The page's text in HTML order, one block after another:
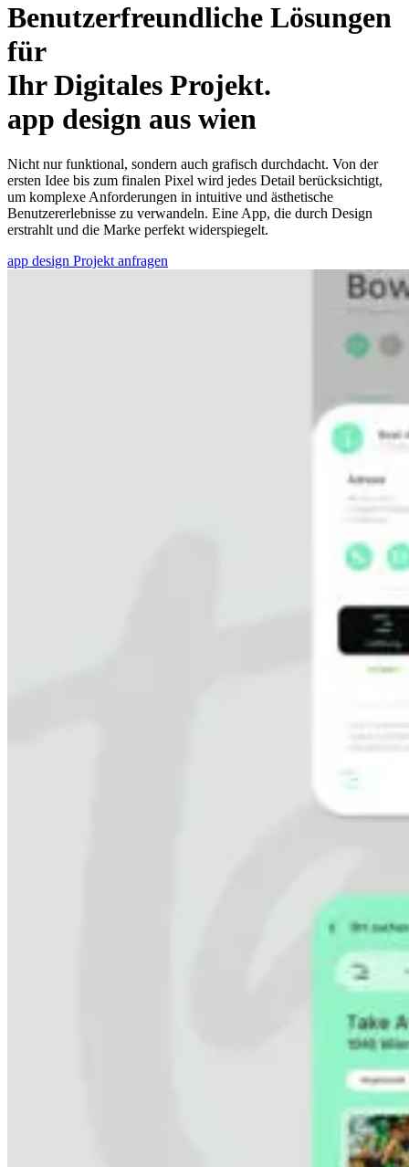
Benutzerfreundliche Lösungen
für
Ihr Digitales Projekt.
app design aus wien
Nicht nur funktional, sondern auch grafisch durchdacht. Von der
ersten Idee bis zum finalen Pixel wird jedes Detail berücksichtigt,
um komplexe Anforderungen in intuitive und ästhetische
Benutzererlebnisse zu verwandeln. Eine App, die durch Design
erstrahlt und die Marke perfekt widerspiegelt.
app design Projekt anfragen